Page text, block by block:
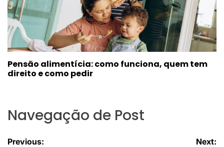
Pensão alimentícia: como funciona, quem tem
direito e como pedir
Navegação de Post
Previous: Next: